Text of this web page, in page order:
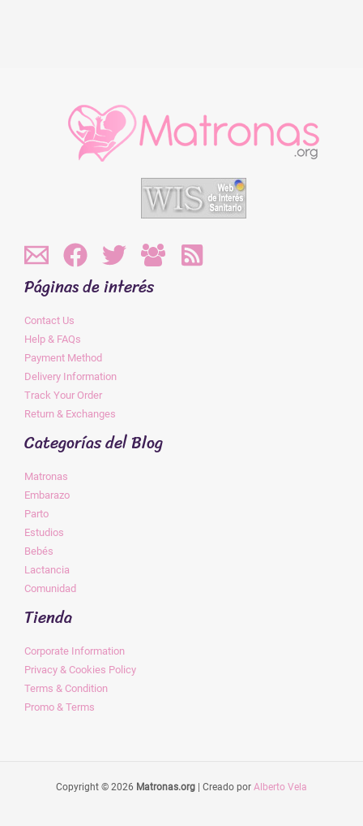
Páginas de interés
Contact Us
Help & FAQs
Payment Method
Delivery Information
Track Your Order
Return & Exchanges
Categorías del Blog
Matronas
Embarazo
Parto
Estudios
Bebés
Lactancia
Comunidad
Tienda
Corporate Information
Privacy & Cookies Policy
Terms & Condition
Promo & Terms
Copyright © 2026 Matronas.org | Creado por Alberto Vela